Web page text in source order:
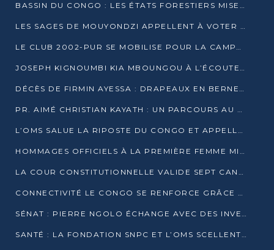
BASSIN DU CONGO : LES ÉTATS FORESTIERS MISENT SUR LES MARCHÉS CARBONE
LES SAGES DE MOUYONDZI APPELLENT À VOTER DENIS SASSOU-NGUESSO
LE CLUB 2002-PUR SE MOBILISE POUR LA CAMPAGNE
JOSEPH KIGNOUMBI KIA MBOUNGOU À L’ÉCOUTE DE TALANGAÏ
DÉCÈS DE FIRMIN AYESSA : DRAPEAUX EN BERNE LUNDI
PR. AIMÉ CHRISTIAN KAYATH : UN PARCOURS AU SERVICE DE LA RECHERCHE ET DE L’INNOVATION
L’OMS SALUE LA RIPOSTE DU CONGO ET APPELLE À DES RÉFORMES DURABLES
HOMMAGES OFFICIELS À LA PREMIÈRE FEMME MINISTRE DU CONGO
LA COUR CONSTITUTIONNELLE VALIDE SEPT CANDIDATURES POUR LA PRÉSIDENTIELLE
CONNECTIVITÉ LE CONGO SE RENFORCE GRÂCE AU CÂBLE 2AFRICA
SÉNAT : PIERRE NGOLO ÉCHANGE AVEC DES INVESTISSEURS DU NUMÉRIQUE
SANTÉ : LA FONDATION SNPC ET L’OMS SCELLENT UN PARTENARIAT STRATÉGIQUE DE TROIS ANS